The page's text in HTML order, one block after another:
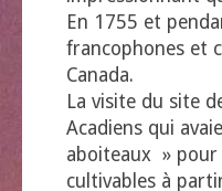
En 1755 et
francophones et
Canada.
La visite du site
Acadiens qui
aboiteaux » pour
cultivables à